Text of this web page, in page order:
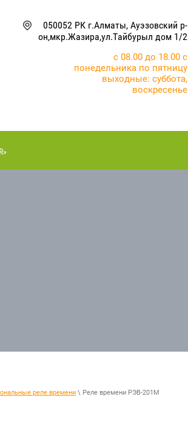
050052 РК г.Алматы, Ауэзовский р-
он,мкр.Жазира,ул.Тайбурыл дом 1/2
с 08.00 до 18.00 с
понедельника по пятницу
выходные: суббота,
воскресенье
реле времени \ Реле времени РЭВ-201М